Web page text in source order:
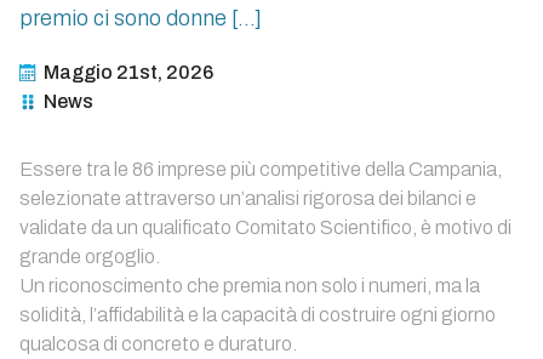
premio ci sono donne […]
Maggio 21st, 2026
News
Essere tra le 86 imprese più competitive della Campania,
selezionate attraverso un’analisi rigorosa dei bilanci e
validate da un qualificato Comitato Scientifico, è motivo di
grande orgoglio.
Un riconoscimento che premia non solo i numeri, ma la
solidità, l’affidabilità e la capacità di costruire ogni giorno
qualcosa di concreto e duraturo.